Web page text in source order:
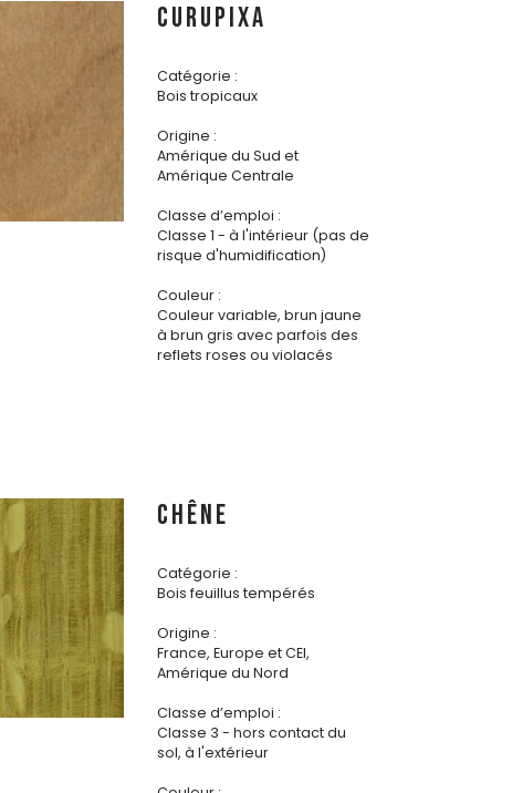
CURUPIXA
Catégorie :
Bois tropicaux
Origine :
Amérique du Sud et
Amérique Centrale
Classe d’emploi :
Classe 1 - à l'intérieur (pas de
risque d'humidification)
Couleur :
Couleur variable, brun jaune
à brun gris avec parfois des
reflets roses ou violacés
CHÊNE
Catégorie :
Bois feuillus tempérés
Origine :
France, Europe et CEI,
Amérique du Nord
Classe d’emploi :
Classe 3 - hors contact du
sol, à l'extérieur